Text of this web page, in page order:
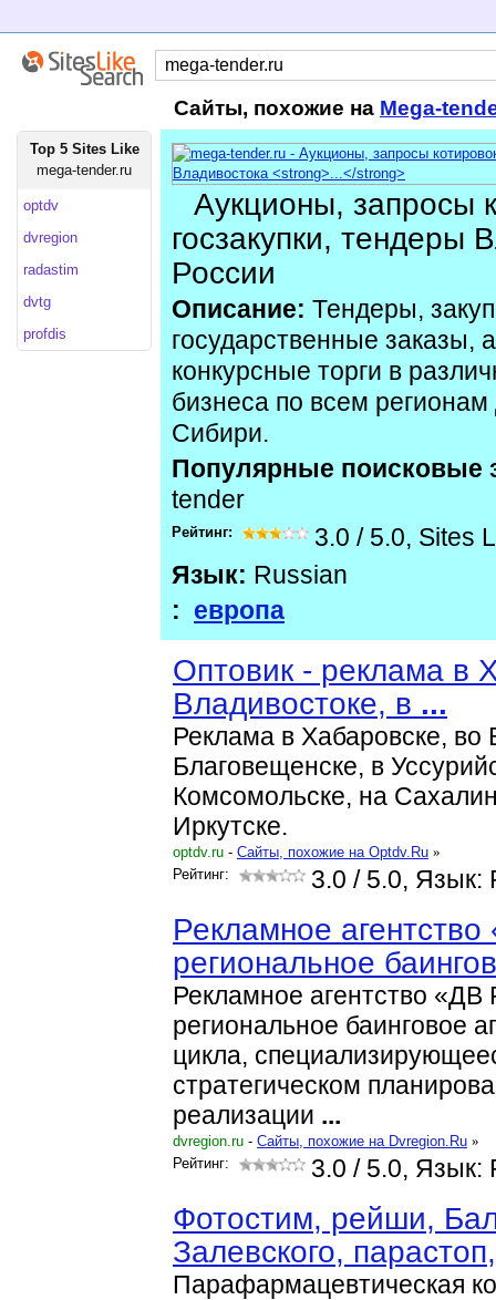
Сайты, похожие на Mega-
Top 5 Sites Like
mega-tender.ru
optdv
dvregion
radastim
dvtg
profdis
Аукционы, запросы
госзакупки, тендеры
России
Описание: Тендеры,
государственные заказы,
конкурсные торги в
бизнеса по всем
Сибири.
Популярные поисковые
tender
Рейтинг: 3.0 / 5.0, Sites
Язык: Russian
: европа
Оптовик - реклама в
Владивостоке, в ...
Реклама в Хабаровске, во
Благовещенске, в
Комсомольске, на
Иркутске.
optdv.ru - Cайты, похожие на Optdv.Ru »
Рейтинг:
3.0 / 5.0, Язык:
Рекламное
региональное
Рекламное агентство
региональное баинговое
цикла,
стратегическом
реализации ...
dvregion.ru - Cайты, похожие на Dvregion.Ru »
Рейтинг:
3.0 / 5.0, Язык:
Фотостим, рейши,
Залевского,
Парафармацевтическая